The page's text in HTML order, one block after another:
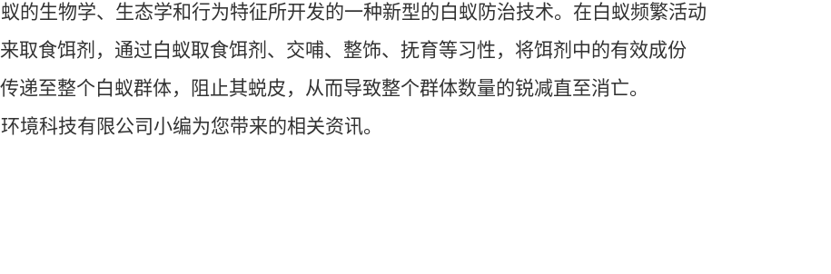
的生物学、生态学和行为特征所开发的一种新型的白蚁防治技术。在白蚁频繁活动
取食饵剂，通过白蚁取食饵剂、交哺、整饰、抚育等习性，将饵剂中的有效成份
递至整个白蚁群体，阻止其蜕皮，从而导致整个群体数量的锐减直至消亡。
环境科技有限公司 小编为您带来的相关资讯。